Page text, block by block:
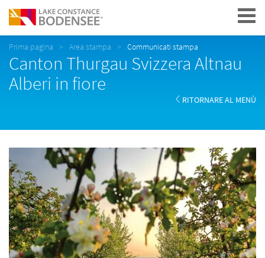
Navigation
Prima pagina Area stampa Communicati stampa
Canton Thurgau Svizzera Altnau
Alberi in fiore
RITORNARE AL MENÙ